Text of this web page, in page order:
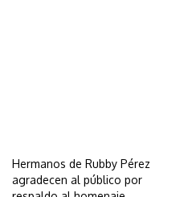
Hermanos de Rubby Pérez
agradecen al público por